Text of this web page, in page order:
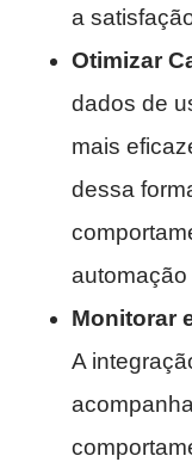
a
Otimizar
dados de
mais
dessa
Monitorar
A